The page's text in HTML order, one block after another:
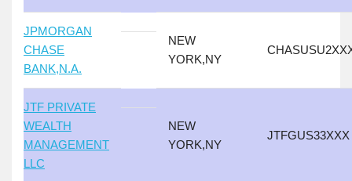
JPMORGAN
CHASE
BANK,N.A.
NEW
YORK,NY
JTF PRIVATE
WEALTH
MANAGEMENT
LLC
NEW
YORK,NY
JTFGUS33XXX